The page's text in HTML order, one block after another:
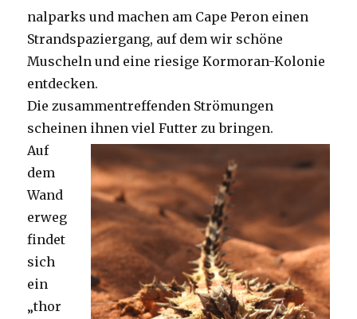
nalparks und machen am Cape Peron einen
Strandspaziergang, auf dem wir schöne
Muscheln und eine riesige Kormoran-Kolonie
entdecken.
Die zusammentreffenden Strömungen
scheinen ihnen viel Futter zu bringen.
Auf
dem
Wand
erweg
findet
sich
ein
„thor